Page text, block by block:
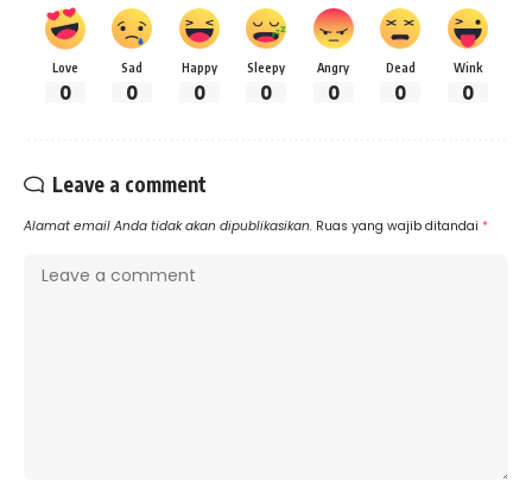
Love
0
Sad
0
Happy
0
Sleepy
0
Angry
0
Dead
0
Wink
0
Leave a comment
Alamat email Anda tidak akan dipublikasikan. Ruas yang wajib ditandai *